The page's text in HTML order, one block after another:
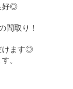
好◎
間取り！
けます◎
。